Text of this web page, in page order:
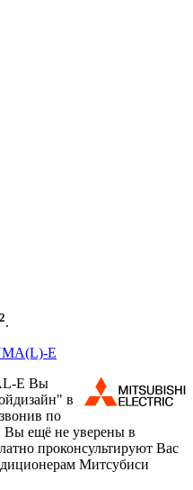
2.
E
E Вы
в
по
Вы ещё не уверены в
проконсультируют Вас
Митсубиси